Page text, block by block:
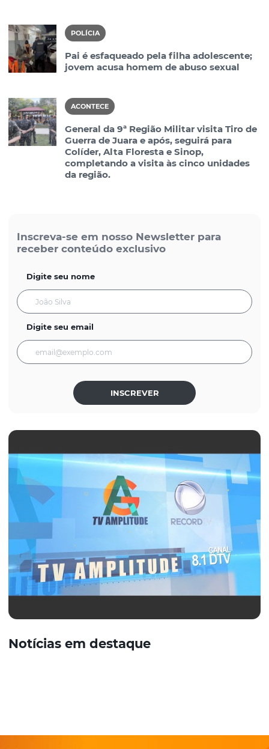
POLÍCIA
Pai é esfaqueado pela filha adolescente;
jovem acusa homem de abuso sexual
ACONTECE
General da 9ª Região Militar visita Tiro de
Guerra de Juara e após, seguirá para
Colíder, Alta Floresta e Sinop,
completando a visita às cinco unidades
da região.
Inscreva-se em nosso Newsletter para
receber conteúdo exclusivo
Digite seu nome
Digite seu email
INSCREVER
Notícias em destaque